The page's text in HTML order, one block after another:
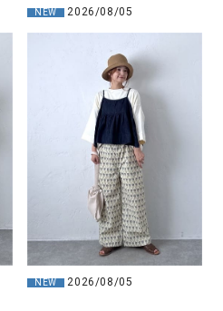
NEW 2026/08/05
NEW 2026/08/05